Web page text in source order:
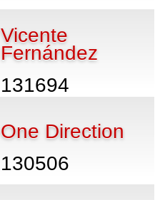
Vicente
Fernández
131694
One Direction
130506